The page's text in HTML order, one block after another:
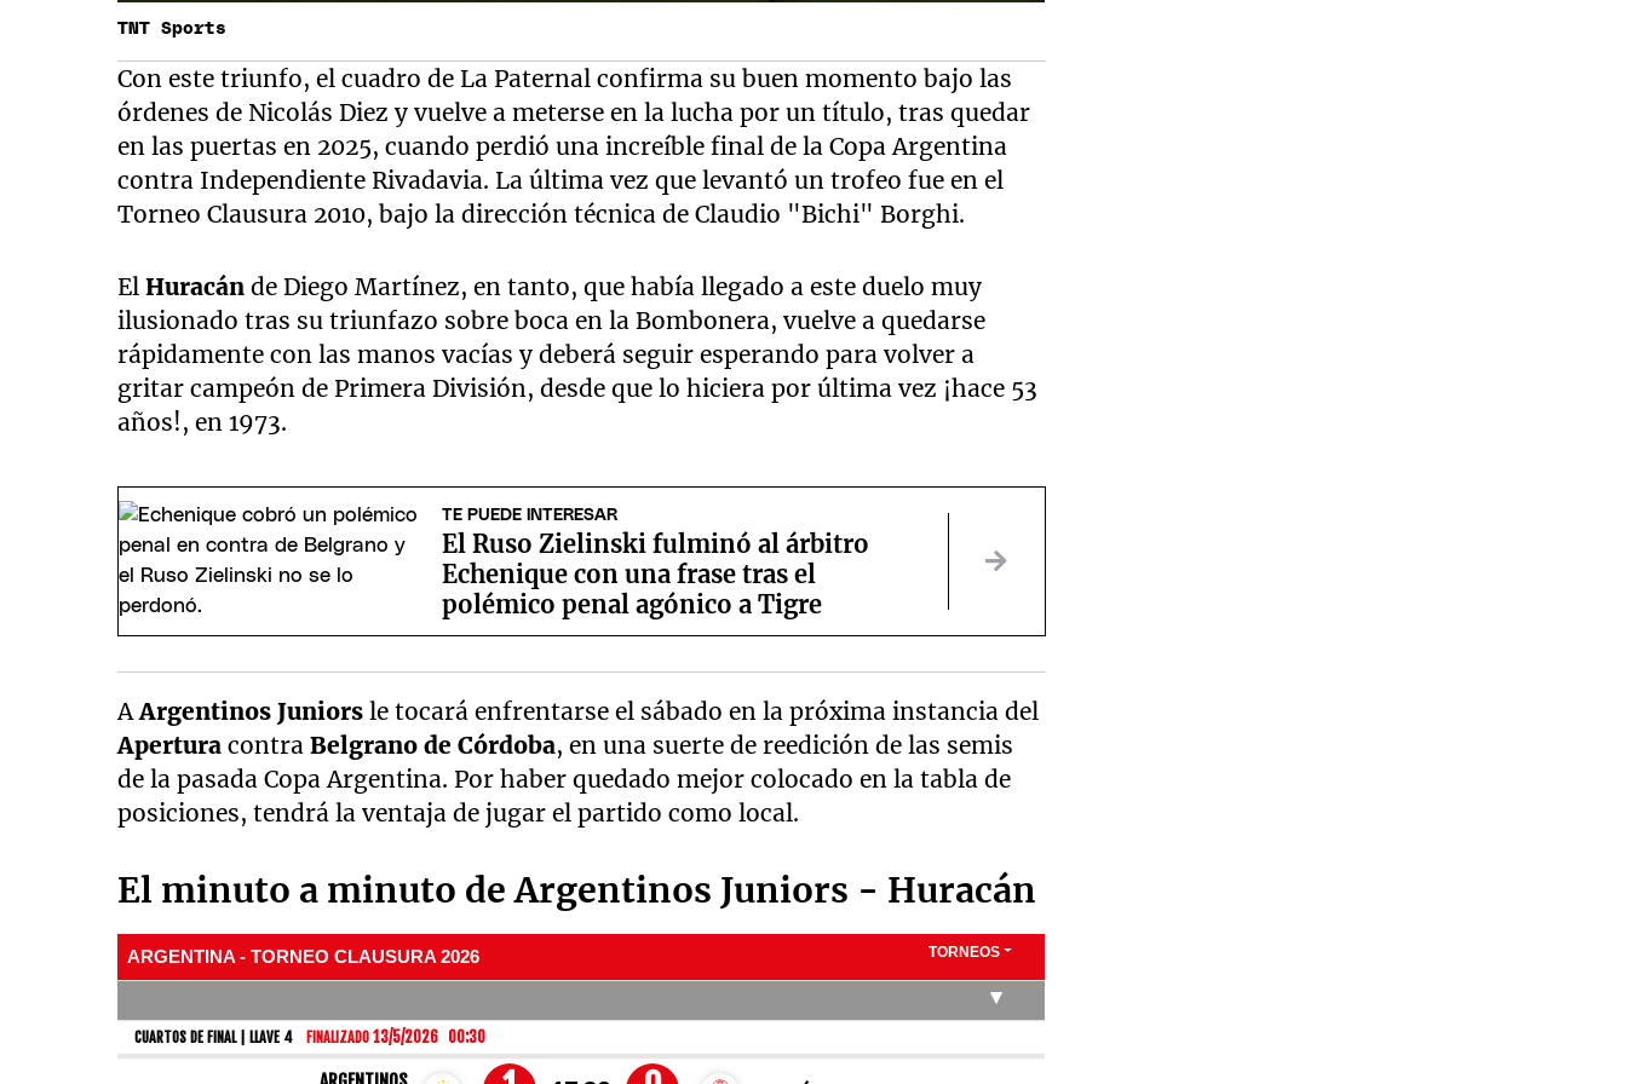
TNT Sports
Con este triunfo, el cuadro de La Paternal confirma su buen momento bajo las
órdenes de Nicolás Diez y vuelve a meterse en la lucha por un título, tras quedar
en las puertas en 2025, cuando perdió una increíble final de la Copa Argentina
contra Independiente Rivadavia. La última vez que levantó un trofeo fue en el
Torneo Clausura 2010, bajo la dirección técnica de Claudio "Bichi" Borghi.
ElHuracán de Diego Martínez, en tanto, que había llegado a este duelo muy
ilusionado tras su triunfazo sobre boca en la Bombonera, vuelve a quedarse
rápidamente con las manos vacías y deberá seguir esperando para volver a
gritar campeón de Primera División, desde que lo hiciera por última vez ¡hace 53
años!, en 1973.
TE PUEDE INTERESAR
El Ruso Zielinski fulminó al árbitro
Echenique con una frase tras el
polémico penal agónico a Tigre
AArgentinos Juniors le tocará enfrentarse el sábado en la próxima instancia del
Apertura contraBelgrano de Córdoba, en una suerte de reedición de las semis
de la pasada Copa Argentina. Por haber quedado mejor colocado en la tabla de
posiciones, tendrá la ventaja de jugar el partido como local.
El minuto a minuto de Argentinos Juniors - Huracán